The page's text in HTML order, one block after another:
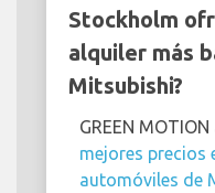
Stockholm
alquiler más
Mitsubishi?
GREEN
mejores precios
automóviles de